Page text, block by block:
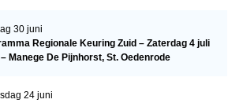
30 juni
Regionale Keuring Zuid – Zaterdag 4 juli
Manege De Pijnhorst, St. Oedenrode
24 juni